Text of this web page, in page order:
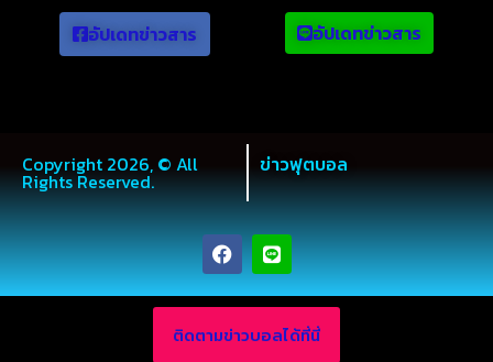
อัปเดทข่าวสาร อัปเดทข่าวสาร
Copyright 2026, © All
Rights Reserved.
ข่าวฟุตบอล
ติดตามข่าวบอลได้ที่นี่